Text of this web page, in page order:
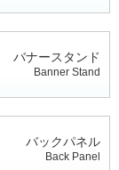
バナースタンド
Banner Stand
バックパネル
Back Panel